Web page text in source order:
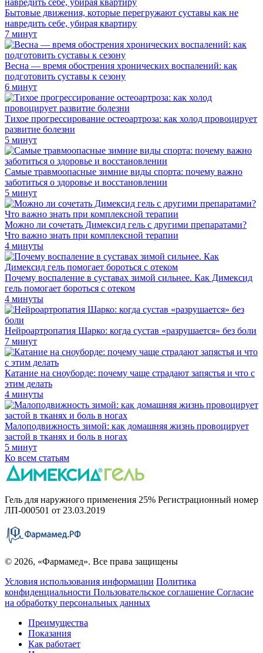
Бытовые движения, которые перегружают суставы как не
навредить себе, убирая квартиру
7 минут
Весна — время обострения хронических воспалений: как
подготовить суставы к сезону
6 минут
Тихое прогрессирование остеоартроза: как холод провоцирует
развитие болезни
5 минут
Самые травмоопасные зимние виды спорта: почему важно
заботиться о здоровье и восстановлении
5 минут
Можно ли сочетать Димексид гель с другими препаратами?
Что важно знать при комплексной терапии
4 минуты
Почему воспаление в суставах зимой сильнее. Как Димексид
гель помогает бороться с отеком
4 минуты
Нейроартропатия Шарко: когда сустав «разрушается» без боли
7 минут
Катание на сноуборде: почему чаще страдают запястья и что с
этим делать
4 минуты
Малоподвижность зимой: как домашняя жизнь провоцирует
застой в тканях и боль в ногах
5 минут
Ко всем статьям
Гель для наружного применения 25% Регистрационный номер
ЛП-000501 от 23.03.2019
© 2026, «Фармамед». Все права защищены
Условия использования информации Политика
конфиденциальности Пользовательское соглашение Согласие
на обработку персональных данных
Преимущества
Показания
Как работает